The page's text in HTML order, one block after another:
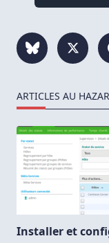
ARTICLES AU
Installer et